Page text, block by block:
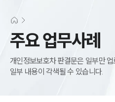
주요 업무사례
개인정보보호차 판결문은 일부만
일부 내용이 각색될 수 있습니다.